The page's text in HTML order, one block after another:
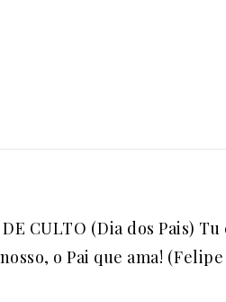
DE CULTO (Dia dos Pais) Tu
o Pai que ama! (Felipe